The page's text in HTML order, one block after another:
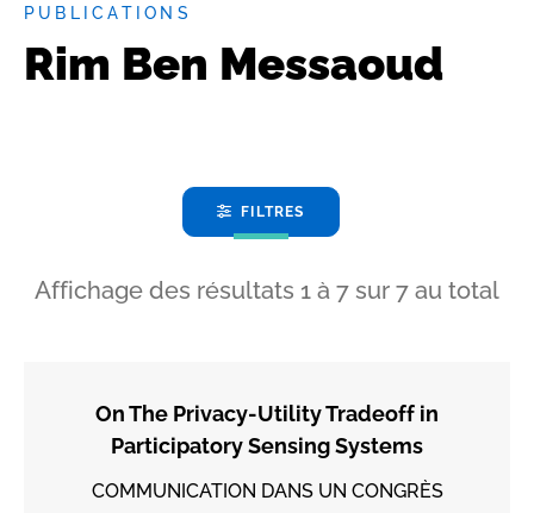
PUBLICATIONS
Rim Ben Messaoud
FILTRES
Affichage des résultats 1 à 7 sur 7 au total
On The Privacy-Utility Tradeoff in
Participatory Sensing Systems
COMMUNICATION DANS UN CONGRÈS